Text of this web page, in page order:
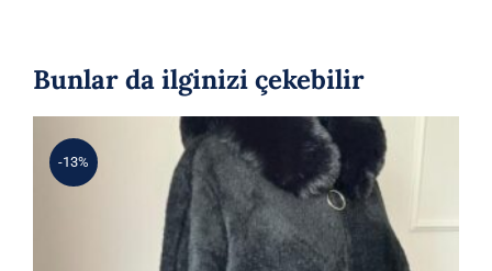
Bunlar da ilginizi çekebilir
-13%